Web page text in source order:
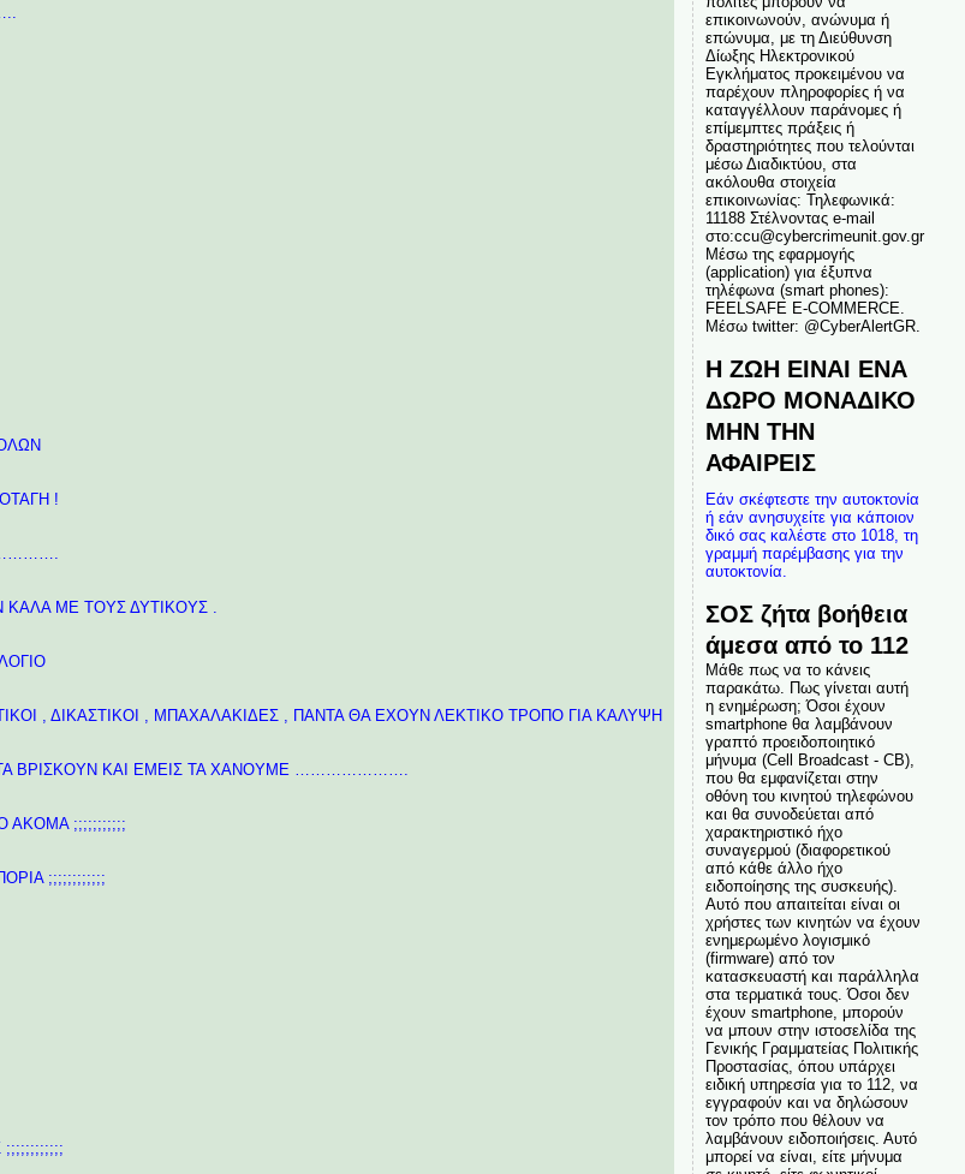
!
ΚΑΛΑ ΜΕ ΤΟΥΣ ΔΥΤΙΚΟΥΣ .
, ΔΙΚΑΣΤΙΚΟΙ , ΜΠΑΧΑΛΑΚΙΔΕΣ , ΠΑΝΤΑ ΘΑ ΕΧΟΥΝ ΛΕΚΤΙΚΟ ΤΡΟΠΟ ΓΙΑ ΚΑΛΥΨΗ
ΒΡΙΣΚΟΥΝ ΚΑΙ ΕΜΕΙΣ ΤΑ ΧΑΝΟΥΜΕ ………………….
ΑΚΟΜΑ ;;;;;;;;;;;
;;;;;;;;;;;;
;;;;;;;;;;;;
επικοινωνούν, ανώνυμα ή
επώνυμα, με τη Διεύθυνση
Δίωξης Ηλεκτρονικού
Εγκλήματος προκειμένου να
παρέχουν πληροφορίες ή να
καταγγέλλουν παράνομες ή
επίμεμπτες πράξεις ή
δραστηριότητες που τελούνται
μέσω Διαδικτύου, στα
ακόλουθα στοιχεία
επικοινωνίας: Τηλεφωνικά:
11188 Στέλνοντας e-mail
στο:ccu@cybercrimeunit.gov.gr
Μέσω της εφαρμογής
(application) για έξυπνα
τηλέφωνα (smart phones):
FEELSAFE E-COMMERCE.
Μέσω twitter: @CyberAlertGR.
Η ΖΩΗ ΕΙΝΑΙ ΕΝΑ
ΔΩΡΟ ΜΟΝΑΔΙΚΟ
ΜΗΝ ΤΗΝ
ΑΦΑΙΡΕΙΣ
Εάν σκέφτεστε την αυτοκτονία
ή εάν ανησυχείτε για κάποιον
δικό σας καλέστε στο 1018, τη
γραμμή παρέμβασης για την
αυτοκτονία.
ΣΟΣ ζήτα βοήθεια
άμεσα από το 112
Μάθε πως να το κάνεις
παρακάτω. Πως γίνεται αυτή
η ενημέρωση; Όσοι έχουν
smartphone θα λαμβάνουν
γραπτό προειδοποιητικό
μήνυμα (Cell Broadcast - CB),
που θα εμφανίζεται στην
οθόνη του κινητού τηλεφώνου
και θα συνοδεύεται από
χαρακτηριστικό ήχο
συναγερμού (διαφορετικού
από κάθε άλλο ήχο
ειδοποίησης της συσκευής).
Αυτό που απαιτείται είναι οι
χρήστες των κινητών να έχουν
ενημερωμένο λογισμικό
(firmware) από τον
κατασκευαστή και παράλληλα
στα τερματικά τους. Όσοι δεν
έχουν smartphone, μπορούν
να μπουν στην ιστοσελίδα της
Γενικής Γραμματείας Πολιτικής
Προστασίας, όπου υπάρχει
ειδική υπηρεσία για το 112, να
εγγραφούν και να δηλώσουν
τον τρόπο που θέλουν να
λαμβάνουν ειδοποιήσεις. Αυτό
μπορεί να είναι, είτε μήνυμα